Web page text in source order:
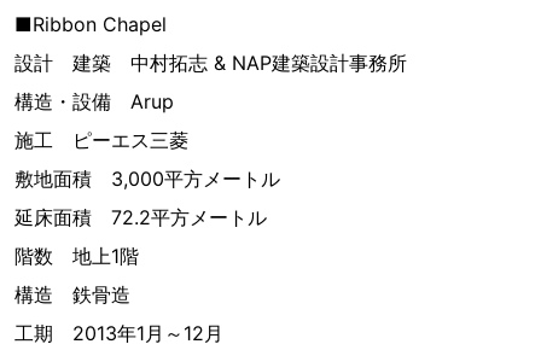
■Ribbon Chapel
設計 建築 中村拓志 & NAP建築設計事務所
構造・設備 Arup
施工 ピーエス三菱
敷地面積 3,000平方メートル
延床面積 72.2平方メートル
階数 地上1階
構造 鉄骨造
工期 2013年1月～12月